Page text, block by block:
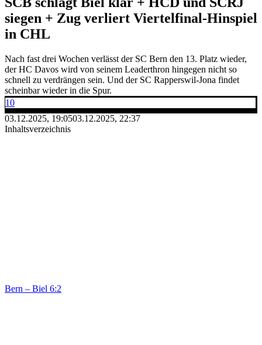
siegen + Zug verliert Viertelfinal-Hinspiel
in CHL
Nach fast drei Wochen verlässt der SC Bern den 13. Platz wieder,
der HC Davos wird von seinem Leaderthron hingegen nicht so
schnell zu verdrängen sein. Und der SC Rapperswil-Jona findet
scheinbar wieder in die Spur.
10
03.12.2025, 19:0503.12.2025, 22:37
Inhaltsverzeichnis
Bern – Biel 6:2